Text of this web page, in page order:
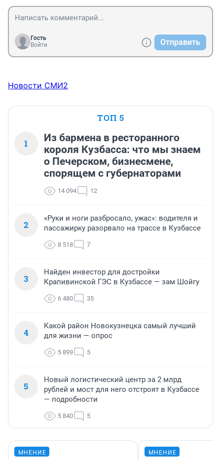
Гость
Войти
Отправить
Новости СМИ2
ТОП 5
1
Из бармена в ресторанного
короля Кузбасса: что мы знаем
о Печерском, бизнесмене,
спорящем с губернаторами
14 094 12
2
«Руки и ноги разбросало, ужас»: водителя и
пассажирку разорвало на трассе в Кузбассе
8 518 7
3
Найден инвестор для достройки
Крапивинской ГЭС в Кузбассе — зам Шойгу
6 480 35
4
Какой район Новокузнецка самый лучший
для жизни — опрос
5 899 5
5
Новый логистический центр за 2 млрд
рублей и мост для него отстроят в Кузбассе
— подробности
5 840 5
МНЕНИЕ МНЕНИЕ